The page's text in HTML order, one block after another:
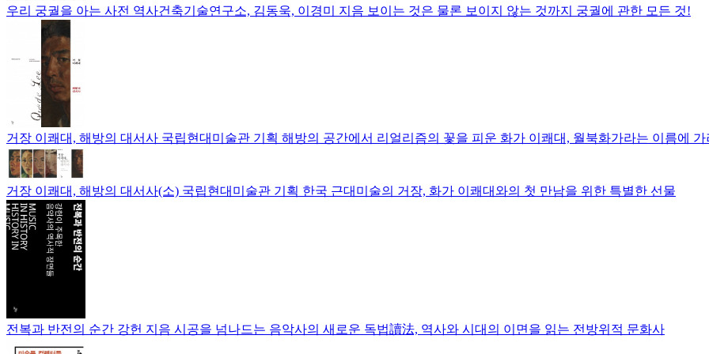
우리 궁궐을 아는 사전 역사건축기술연구소, 김동욱, 이경미 지음 보이는 것은 물론 보이지 않는 것까지 궁궐에 관한 모든 것!
거장 이쾌대, 해방의 대서사 국립현대미술관 기획 해방의 공간에서 리얼리즘의 꽃을 피운 화가 이쾌대, 월북화가라는 이름에
거장 이쾌대, 해방의 대서사(소) 국립현대미술관 기획 한국 근대미술의 거장, 화가 이쾌대와의 첫 만남을 위한 특별한 선물
전복과 반전의 순간 강헌 지음 시공을 넘나드는 음악사의 새로운 독법讀法, 역사와 시대의 이면을 읽는 전방위적 문화사